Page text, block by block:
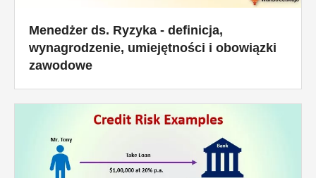
Menedżer ds. Ryzyka - definicja,
wynagrodzenie, umiejętności i obowiązki
zawodowe